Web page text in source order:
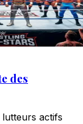
des
lutteurs actifs